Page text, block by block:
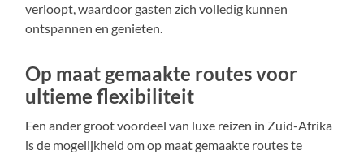
verloopt, waardoor gasten zich volledig kunnen
ontspannen en genieten.
Op maat gemaakte routes voor
ultieme flexibiliteit
Een ander groot voordeel van luxe reizen in Zuid-Afrika
is de mogelijkheid om op maat gemaakte routes te